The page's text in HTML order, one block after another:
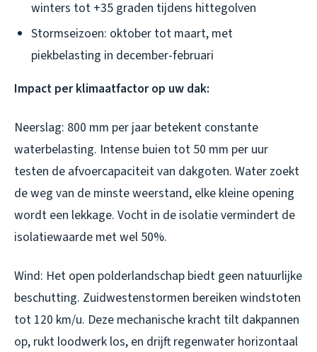
winters tot +35 graden tijdens hittegolven
Stormseizoen: oktober tot maart, met
piekbelasting in december-februari
Impact per klimaatfactor op uw dak:
Neerslag: 800 mm per jaar betekent constante
waterbelasting. Intense buien tot 50 mm per uur
testen de afvoercapaciteit van dakgoten. Water zoekt
de weg van de minste weerstand, elke kleine opening
wordt een lekkage. Vocht in de isolatie vermindert de
isolatiewaarde met wel 50%.
Wind: Het open polderlandschap biedt geen natuurlijke
beschutting. Zuidwestenstormen bereiken windstoten
tot 120 km/u. Deze mechanische kracht tilt dakpannen
op, rukt loodwerk los, en drijft regenwater horizontaal